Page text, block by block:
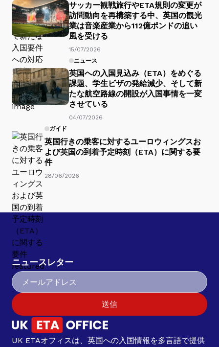
サッカー観戦旅行やETA規則の変更が
訪問動向を再構築する中、英国の観光
業は音楽産業から112億ポンドの追い
風を受ける
15/07/2026
ニュース
英国への入国見込み（ETA）をめぐる
課題、学生ビザの発給減少、そして新
たな航空路線の開設が入国事情を一変
させている
04/07/2026
ガイド
英国行きの乗客に対するユーロウィングスお
よび英国の到着予定時刻（ETA）に関する要
件
28/06/2026
ニュースレター
送信
UK ETAオフィスは、英国への入国情報を多言語で提供